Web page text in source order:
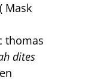
Mask
thomas
dites